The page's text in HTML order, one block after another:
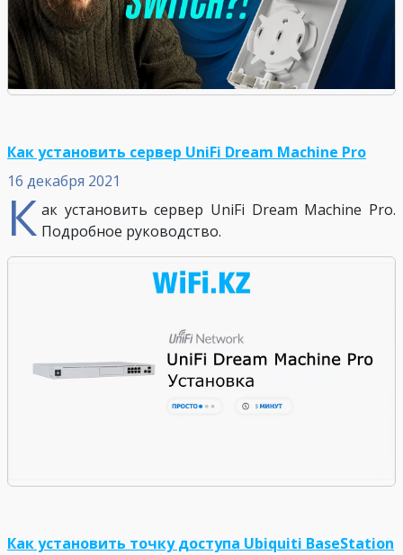
16 декабря 2021
Как установить сервер UniFi Dream Machine Pro
К ак установить сервер UniFi Dream Machine Pro.
Подробное руководство.
Как установить точку доступа Ubiquiti BaseStation